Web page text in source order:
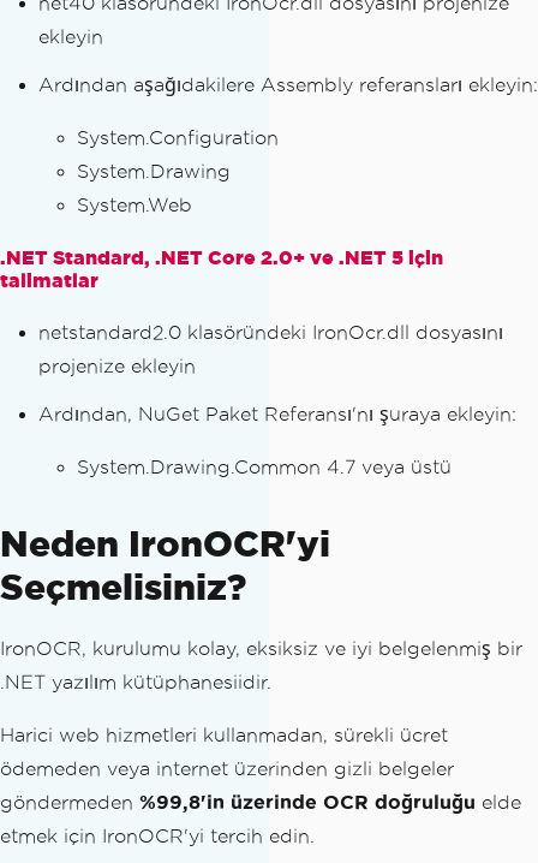
ekleyin
Ardından aşağıdakilere Assembly referansları ekleyin:
System.Configuration
System.Drawing
System.Web
.NET Standard, .NET Core 2.0+ ve .NET 5 için
talimatlar
netstandard2.0 klasöründeki IronOcr.dll dosyasını
projenize ekleyin
Ardından, NuGet Paket Referansı'nı şuraya ekleyin:
System.Drawing.Common 4.7 veya üstü
Neden IronOCR'yi
Seçmelisiniz?
IronOCR, kurulumu kolay, eksiksiz ve iyi belgelenmiş bir
.NET yazılım kütüphanesiidir.
Harici web hizmetleri kullanmadan, sürekli ücret
ödemeden veya internet üzerinden gizli belgeler
göndermeden %99,8'in üzerinde OCR doğruluğu elde
etmek için IronOCR'yi tercih edin.